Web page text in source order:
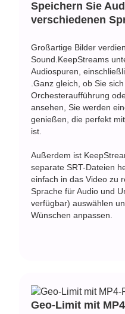
Speichern Sie
verschiedenen
Großartige Bilder
Sound.KeepStreams
Audiospuren,
.Ganz gleich, ob Sie
Orchesteraufführung
ansehen, Sie werden
genießen, die perfekt
ist.
Außerdem ist
separate SRT-Dateien
einfach in das Video zu
Sprache für Audio und
verfügbar) auswählen
Wünschen anpassen.
Geo-Limit mit